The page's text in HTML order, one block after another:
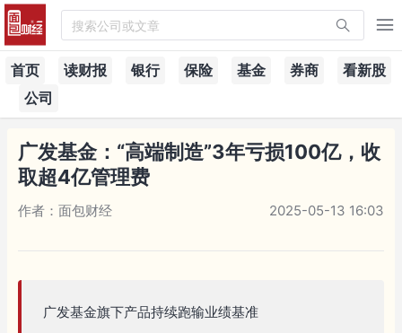
搜索公司或文章
首页 读财报 银行 保险 基金 券商
看新股
公司
广发基金：“高端制造”3年亏损100亿，收
取超4亿管理费
作者：面包财经 2025-05-13 16:03
广发基金旗下产品持续跑输业绩基准